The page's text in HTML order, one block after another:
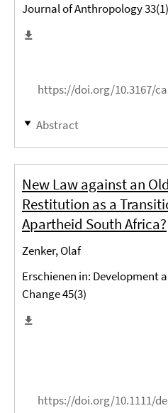
Journal of Anthropology 33(1)
https://doi.org/10.3167/
Abstract
New Law against an
Restitution as a
Apartheid South Africa?
Zenker, Olaf
Erschienen in: Development
Change 45(3)
https://doi.org/10.1111/